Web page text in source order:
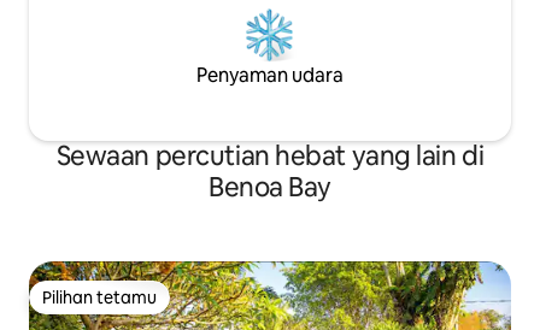
Penyaman udara
Sewaan percutian hebat yang lain di
Benoa Bay
Pilihan tetamu
Pilihan tetamu